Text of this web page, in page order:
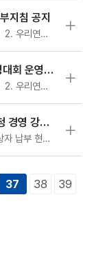
지침 공지
1. 귀 연맹의 무궁한 발전을 기원합니다. 2. 우리연맹에서는「제2차 수영등급제 인증대회」운영세부지침을 공지하오니 내용 숙지 후…
제3회 회장배 유소년 마스터즈 수영대회 운영세부지침 공지
1. 귀 연맹의 무궁한 발전을 기원합니다. 2. 우리연맹에서는「제3회 회장배 유소년 마스터즈 수영대회」운영세부지침을 공지하오니 …
2024년 2차 해외 우수 지도자 초청 경영 강습회 최종 참석 안내(12/22~23)
2024.12.21.(토) 16:45 기준, 참석 대상자 납부 현황 업데이트2024.12.21.(토) 14:30 기준, 참석 대상자 납부 현황 …
37 38
39